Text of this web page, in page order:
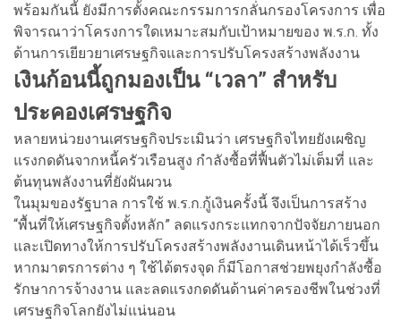
พร้อมกันนี้ ยังมีการตั้งคณะกรรมการกลั่นกรองโครงการ เพื่อ
พิจารณาว่าโครงการใดเหมาะสมกับเป้าหมายของ พ.ร.ก. ทั้ง
ด้านการเยียวยาเศรษฐกิจและการปรับโครงสร้างพลังงาน
เงินก้อนนี้ถูกมองเป็น “เวลา” สำหรับ
ประคองเศรษฐกิจ
หลายหน่วยงานเศรษฐกิจประเมินว่า เศรษฐกิจไทยยังเผชิญ
แรงกดดันจากหนี้ครัวเรือนสูง กำลังซื้อที่ฟื้นตัวไม่เต็มที่ และ
ต้นทุนพลังงานที่ยังผันผวน
ในมุมของรัฐบาล การใช้ พ.ร.ก.กู้เงินครั้งนี้ จึงเป็นการสร้าง
“พื้นที่ให้เศรษฐกิจตั้งหลัก” ลดแรงกระแทกจากปัจจัยภายนอก
และเปิดทางให้การปรับโครงสร้างพลังงานเดินหน้าได้เร็วขึ้น
หากมาตรการต่าง ๆ ใช้ได้ตรงจุด ก็มีโอกาสช่วยพยุงกำลังซื้อ
รักษาการจ้างงาน และลดแรงกดดันด้านค่าครองชีพในช่วงที่
เศรษฐกิจโลกยังไม่แน่นอน